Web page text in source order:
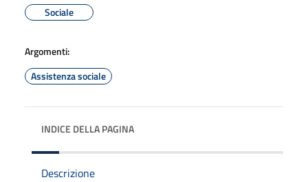
Sociale
Argomenti:
Assistenza sociale
INDICE DELLA PAGINA
Descrizione